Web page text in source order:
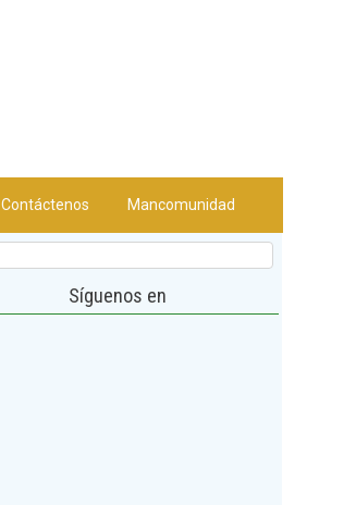
Contáctenos Mancomunidad
Síguenos en